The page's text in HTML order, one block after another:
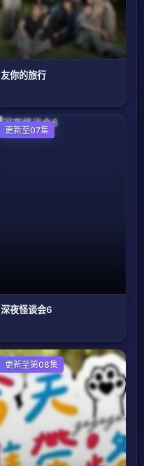
友你的旅行
日韩综艺
更新至07集
深夜怪谈会6
港台综艺
更新至第08集